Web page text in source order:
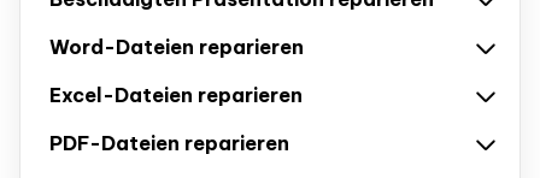
Word-Dateien reparieren
Excel-Dateien reparieren
PDF-Dateien reparieren